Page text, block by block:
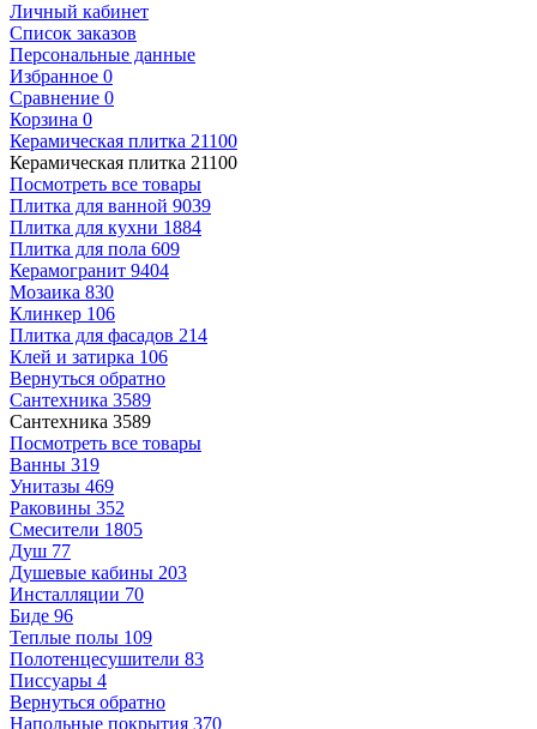
Личный кабинет
Список заказов
Персональные данные
Избранное 0
Сравнение 0
Корзина 0
Керамическая плитка 21100
Керамическая плитка 21100
Посмотреть все товары
Плитка для ванной 9039
Плитка для кухни 1884
Плитка для пола 609
Керамогранит 9404
Мозаика 830
Клинкер 106
Плитка для фасадов 214
Клей и затирка 106
Вернуться обратно
Сантехника 3589
Сантехника 3589
Посмотреть все товары
Ванны 319
Унитазы 469
Раковины 352
Смесители 1805
Душ 77
Душевые кабины 203
Инсталляции 70
Биде 96
Теплые полы 109
Полотенцесушители 83
Писсуары 4
Вернуться обратно
Напольные покрытия 370